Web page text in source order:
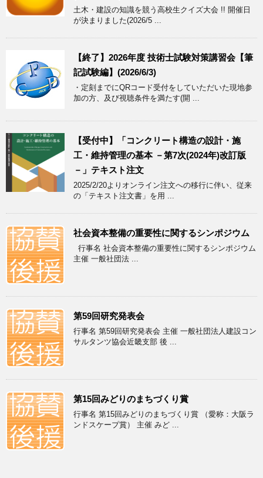
土木・建設の知識を競う高校生クイズ大会 !! 開催日
が決まりました(2026/5 ...
【終了】2026年度 技術士試験対策講習会【筆
記試験編】(2026/6/3)
・定刻までにQRコード受付をしていただいた現地参
加の方、及び視聴条件を満たす(開 ...
【受付中】「コンクリート構造の設計・施
工・維持管理の基本 －第7次(2024年)改訂版
－」テキスト注文
2025/2/20よりオンライン注文への移行に伴い、従来
の「テキスト注文書」を用 ...
社会資本整備の重要性に関するシンポジウム
行事名 社会資本整備の重要性に関するシンポジウム
主催 一般社団法 ...
第59回研究発表会
行事名 第59回研究発表会 主催 一般社団法人建設コン
サルタンツ協会近畿支部 後 ...
第15回みどりのまちづくり賞
行事名 第15回みどりのまちづくり賞 （愛称：大阪ラ
ンドスケープ賞） 主催 みど ...